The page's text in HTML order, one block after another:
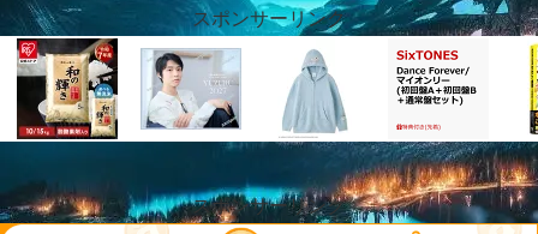
スポンサーリンク
スポンサーリンク